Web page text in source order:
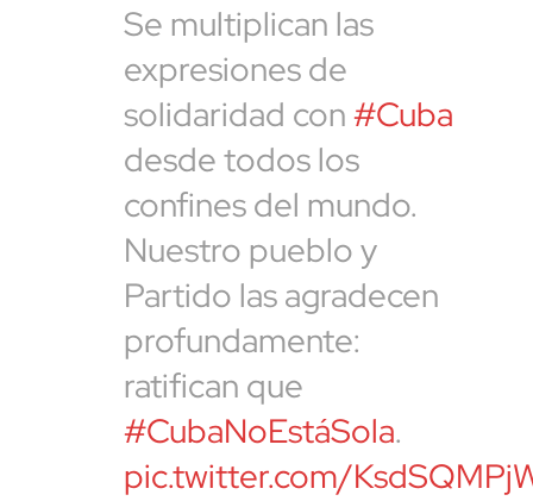
Se multiplican las
expresiones de
solidaridad con#Cuba
desde todos los
confines del mundo.
Nuestro pueblo y
Partido las agradecen
profundamente:
ratifican que
#CubaNoEstáSola.
pic.twitter.com/